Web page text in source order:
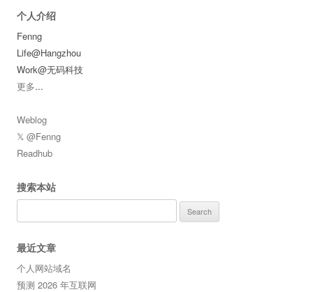
个人介绍
Fenng
Life@Hangzhou
Work@无码科技
更多...
Weblog
𝕏 @Fenng
Readhub
搜索本站
for:
最近文章
个人网站域名
预测 2026 年互联网